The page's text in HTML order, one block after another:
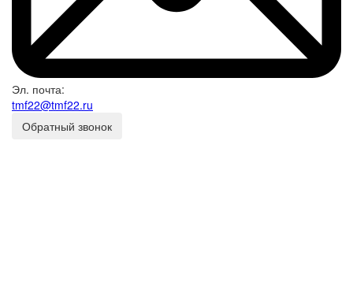
Эл. почта:
tmf22@tmf22.ru
Обратный звонок